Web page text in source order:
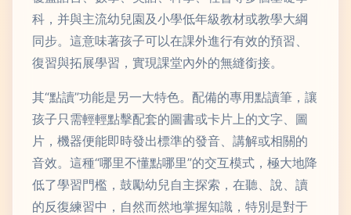
科，并與主流幼兒園及小學低年級教材或教學大綱
同步。這意味著孩子可以在課外進行有效的預習、
復習與拓展學習，實現課堂內外的無縫銜接。
其“點讀”功能是另一大特色。配備的專用點讀筆，讓
孩子只需輕輕點擊配套的圖書或卡片上的文字、圖
片，機器便能即時發出標準的發音、講解或相關的
音效。這種“哪里不懂點哪里”的交互模式，極大地降
低了學習門檻，鼓勵幼兒自主探索，在聽、說、讀
的反復練習中，自然而然地掌握知識，特別是對于